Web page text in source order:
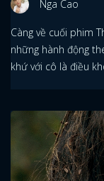
Nga Cao
Càng về cuối phim
những hành động
khứ với cô là điều